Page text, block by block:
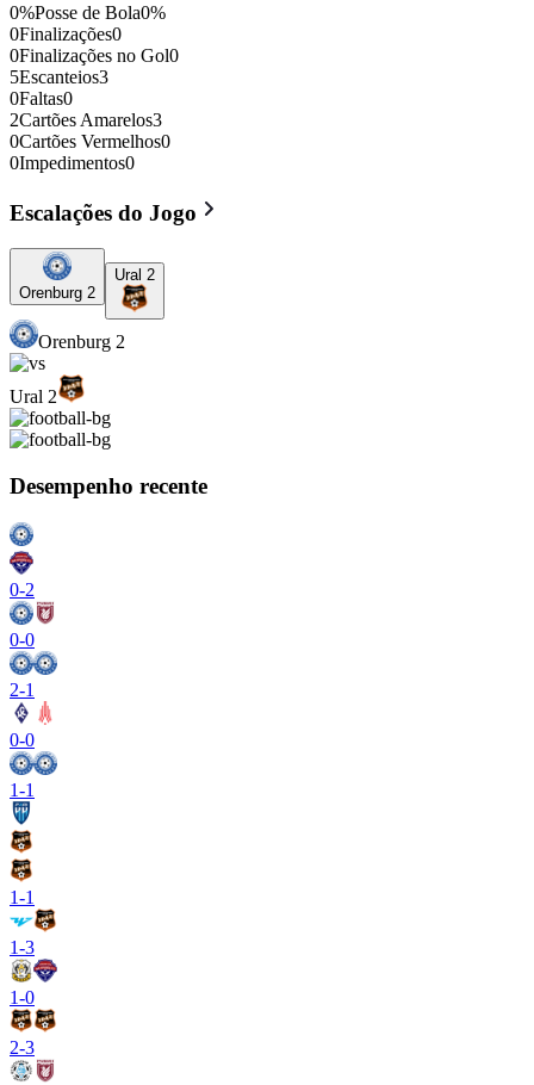
0%Posse de Bola0%
0Finalizações0
0Finalizações no Gol0
5Escanteios3
0Faltas0
2Cartões Amarelos3
0Cartões Vermelhos0
0Impedimentos0
Escalações do Jogo
Orenburg 2
Ural 2
Orenburg 2
Ural 2
Desempenho recente
0-2
0-0
2-1
0-0
1-1
1-1
1-3
1-0
2-3